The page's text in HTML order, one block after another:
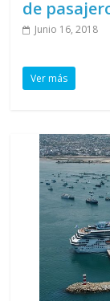
de
Junio 16, 2018
Ver más